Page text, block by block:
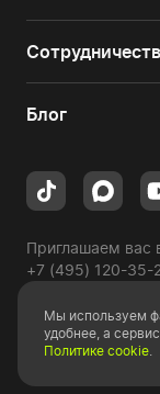
Блог
Приглашаем вас
+7 (495) 120-35-
Copyright ©
Мы используем
удобнее, а
Политике cookie.